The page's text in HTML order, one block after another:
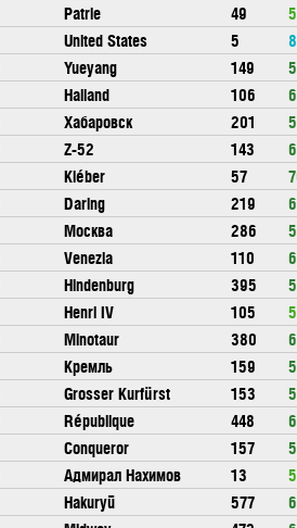
Patrie 49
United States 5
Yueyang 149
Halland 106
Хабаровск 201
Z-52 143
Kléber 57
Daring 219
Москва 286
Venezia 110
Hindenburg 395
Henri IV 105
Minotaur 380
Кремль 159
Grosser Kurfürst 153
République 448
Conqueror 157
Адмирал Нахимов 13
Hakuryū 577